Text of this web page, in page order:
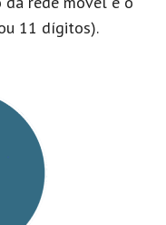
11 dígitos).